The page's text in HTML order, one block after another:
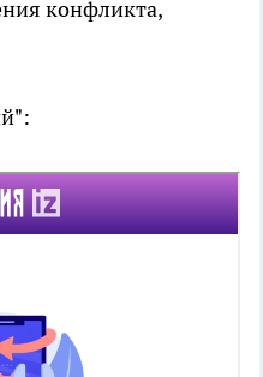
конфликта,